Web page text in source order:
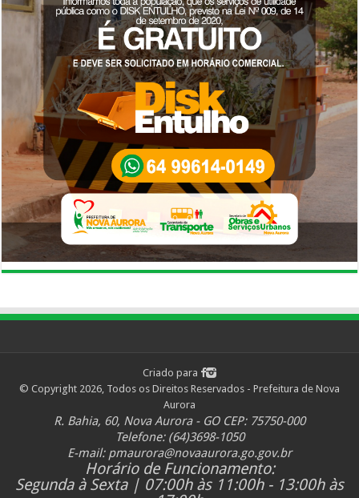
Criado para
© Copyright 2026, Todos os Direitos Reservados - Prefeitura de Nova
Aurora
R. Bahia, 60, Nova Aurora - GO CEP: 75750-000
Telefone: (64)3698-1050
E-mail: pmaurora@novaaurora.go.gov.br
Horário de Funcionamento:
Segunda à Sexta | 07:00h às 11:00h - 13:00h às